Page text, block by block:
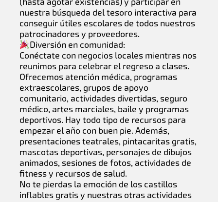
nuestra búsqueda del tesoro interactiva para
conseguir útiles escolares de todos nuestros
patrocinadores y proveedores.
Diversión en comunidad:
Conéctate con negocios locales mientras nos
reunimos para celebrar el regreso a clases.
Ofrecemos atención médica, programas
extraescolares, grupos de apoyo
comunitario, actividades divertidas, seguro
médico, artes marciales, baile y programas
deportivos. Hay todo tipo de recursos para
empezar el año con buen pie. Además,
presentaciones teatrales, pintacaritas gratis,
mascotas deportivas, personajes de dibujos
animados, sesiones de fotos, actividades de
fitness y recursos de salud.
No te pierdas la emoción de los castillos
inflables gratis y nuestras otras actividades